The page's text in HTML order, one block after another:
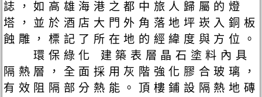
誌，如高雄海港之都中旅人歸屬的燈
塔，並於酒店大門外角落地坪崁入銅板
蝕雕，標記了所在地的經緯度與方位。
環保綠化 建築表層晶石塗料內具
隔熱層，全面採用灰階強化膠合玻璃，
有效阻隔部分熱能。頂樓鋪設隔熱地磚